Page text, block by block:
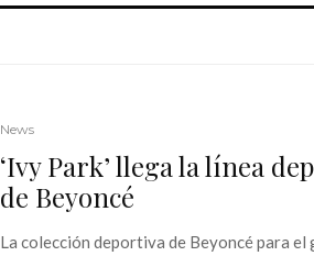
News
‘Ivy Park’ llega la línea
de Beyoncé
La colección deportiva de Beyoncé para el